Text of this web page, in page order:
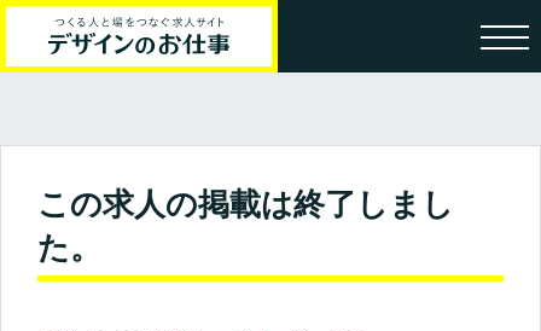
この求人の掲載は終了しまし
た。